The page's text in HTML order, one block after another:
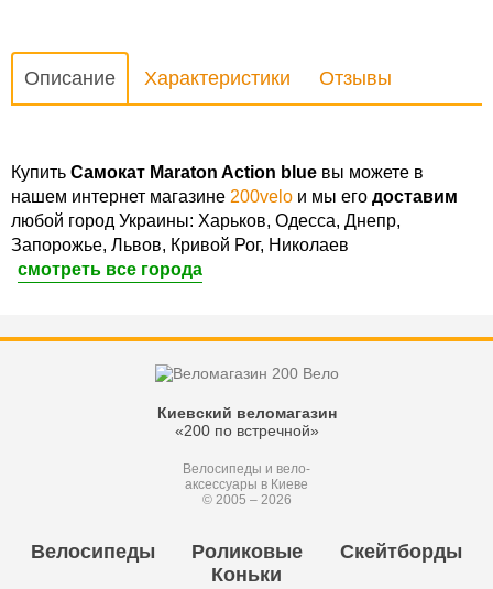
Описание Характеристики Отзывы
Купить Самокат Maraton Action blue вы можете в
нашем интернет магазине 200velo и мы его доставим
любой город Украины: Харьков, Одесса, Днепр,
Запорожье, Львов, Кривой Рог, Николаев
смотреть все города
Киевский веломагазин
«200 по встречной»
Велосипеды и вело-
аксессуары в Киеве
© 2005 – 2026
Велосипеды
Роликовые
Коньки
Скейтборды